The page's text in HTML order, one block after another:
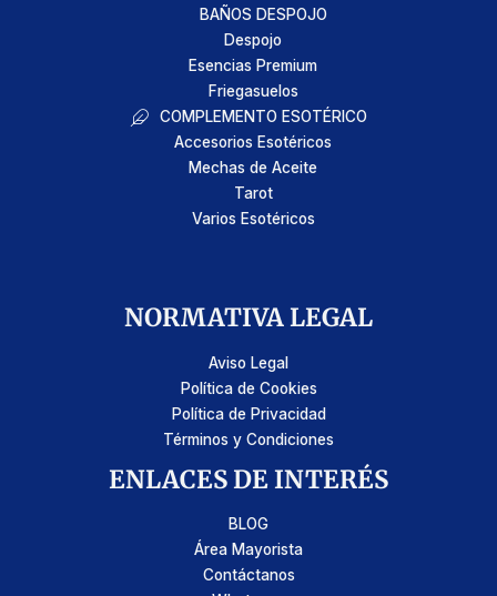
BAÑOS DESPOJO
Despojo
Esencias Premium
Friegasuelos
COMPLEMENTO ESOTÉRICO
Accesorios Esotéricos
Mechas de Aceite
Tarot
Varios Esotéricos
NORMATIVA LEGAL
Aviso Legal
Política de Cookies
Política de Privacidad
Términos y Condiciones
ENLACES DE INTERÉS
BLOG
Área Mayorista
Contáctanos